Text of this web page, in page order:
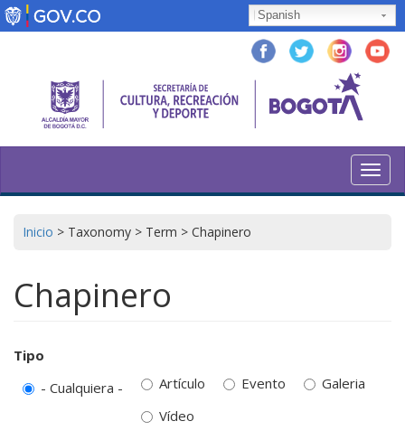
Pasar
al
Spanish
Inicio > Taxonomy > Term > Chapinero
Chapinero
Tipo
- Cualquiera -
Artículo Evento
Galeria
Vídeo